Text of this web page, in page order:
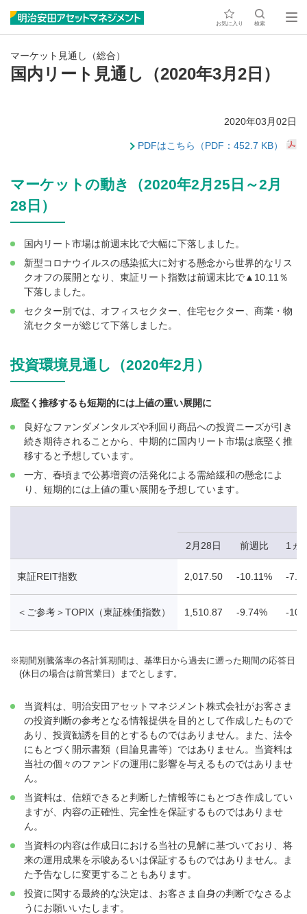
お気に入り 検索
マーケット見通し（総合）
国内リート見通し（2020年3月2日）
2020年03月02日
PDFはこちら（PDF：452.7 KB）
マーケットの動き（2020年2月25日～2月
28日）
国内リート市場は前週末比で大幅に下落しました。
新型コロナウイルスの感染拡大に対する懸念から世界的なリス
クオフの展開となり、東証リート指数は前週末比で▲10.11％
下落しました。
セクター別では、オフィスセクター、住宅セクター、商業・物
流セクターが総じて下落しました。
投資環境見通し（2020年2月）
底堅く推移するも短期的には上値の重い展開に
良好なファンダメンタルズや利回り商品への投資ニーズが引き
続き期待されることから、中期的に国内リート市場は底堅く推
移すると予想しています。
一方、春頃まで公募増資の活発化による需給緩和の懸念によ
り、短期的には上値の重い展開を予想しています。
2月28日 前週比 1ヵ
東証REIT指数 2,017.50 -10.11% -
＜ご参考＞TOPIX（東証株価指数） 1,510.87 -9.74% -
※期間別騰落率の各計算期間は、基準日から過去に遡った期間の応答日
(休日の場合は前営業日）までとします。
当資料は、明治安田アセットマネジメント株式会社がお客さま
の投資判断の参考となる情報提供を目的として作成したもので
あり、投資勧誘を目的とするものではありません。また、法令
にもとづく開示書類（目論見書等）ではありません。当資料は
当社の個々のファンドの運用に影響を与えるものではありませ
ん。
当資料は、信頼できると判断した情報等にもとづき作成してい
ますが、内容の正確性、完全性を保証するものではありませ
ん。
当資料の内容は作成日における当社の見解に基づいており、将
来の運用成果を示唆あるいは保証するものではありません。ま
た予告なしに変更することもあります。
投資に関する最終的な決定は、お客さま自身の判断でなさるよ
うにお願いいたします。